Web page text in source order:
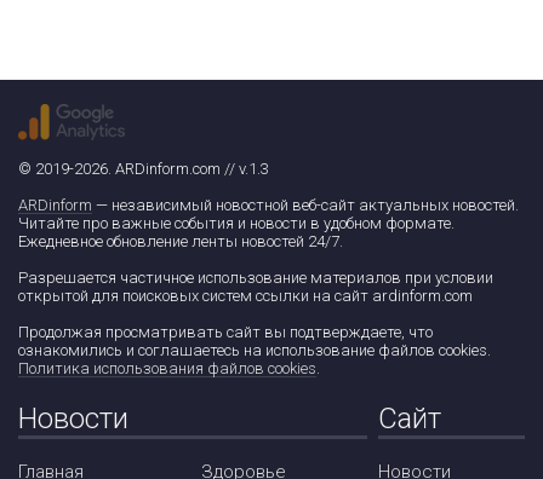
© 2019-2026. ARDinform.com // v.1.3
ARDinform — независимый новостной веб-сайт актуальных новостей.
Читайте про важные события и новости в удобном формате.
Ежедневное обновление ленты новостей 24/7.
Разрешается частичное использование материалов при условии
открытой для поисковых систем ссылки на сайт ardinform.com
Продолжая просматривать сайт вы подтверждаете, что
ознакомились и соглашаетесь на использование файлов cookies.
Политика использования файлов cookies.
Новости
Главная Здоровье
Сайт
Новости